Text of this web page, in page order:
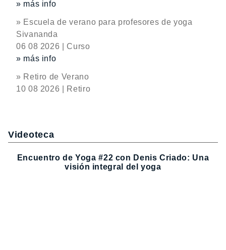
» más info
» Escuela de verano para profesores de yoga
Sivananda
06 08 2026 | Curso
» más info
» Retiro de Verano
10 08 2026 | Retiro
Videoteca
Encuentro de Yoga #22 con Denis Criado: Una
visión integral del yoga